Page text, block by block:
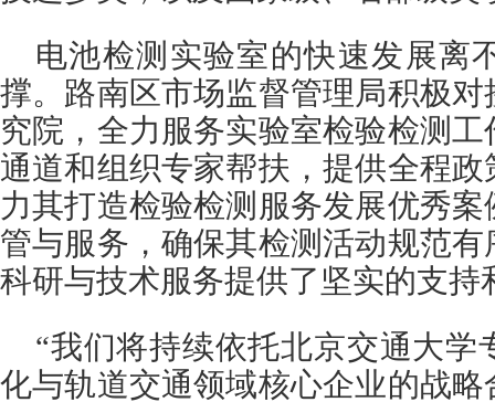
电池检测实验室的快速发展离
撑。路南区市场监督管理局积极
究院，全力服务实验室检验检测
通道和组织专家帮扶，提供全程
力其打造检验检测服务发展优秀
管与服务，确保其检测活动规范
科研与技术服务提供了坚实的支持
“我们将持续依托北京交通大学
化与轨道交通领域核心企业的战